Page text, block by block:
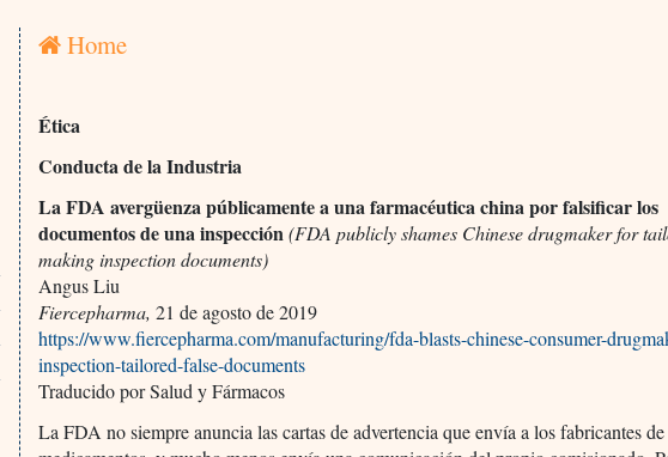
Home
Ética
Conducta de la Industria
La FDA avergüenza públicamente a una farmacéutica china por falsificar los
documentos de una inspección(FDA publicly shames Chinese drugmaker for
making inspection documents)
Angus Liu
Fiercepharma, 21 de agosto de 2019
https://www.fiercepharma.com/manufacturing/fda-blasts-chinese-consumer-
inspection-tailored-false-documents
Traducido por Salud y Fármacos
La FDA no siempre anuncia las cartas de advertencia que envía a los fabricantes de